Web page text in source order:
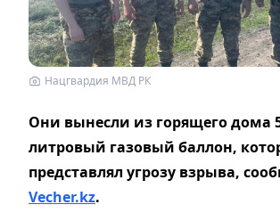
Нацгвардия МВД РК
Они вынесли из горящего дома
литровый газовый баллон,
представлял угрозу взрыва,
Vecher.kz.